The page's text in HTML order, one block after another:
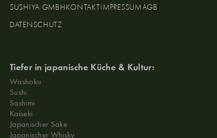
SUSHIYA GMBHKONTAKTIMPRESSUMAGB
DATENSCHUTZ
Tiefer in japanische Küche & Kultur:
Washoku
Sushi
Sashimi
Kaiseki
Japanischer Sake
Japanischer Whisky